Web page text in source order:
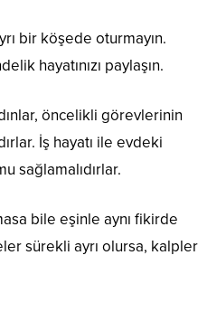
bir köşede oturmayın.
hayatınızı paylaşın.
öncelikli görevlerinin
İş hayatı ile evdeki
sağlamalıdırlar.
bile eşinle aynı fikirde
sürekli ayrı olursa, kalpler